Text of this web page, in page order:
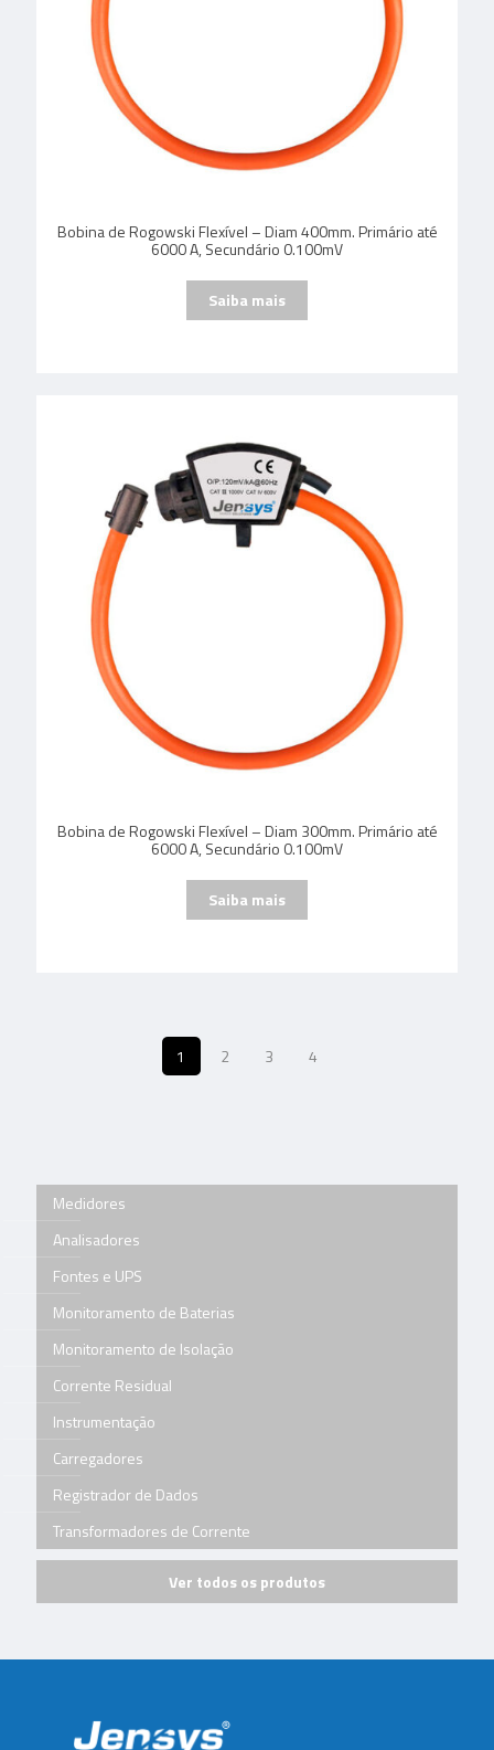
Bobina de Rogowski Flexível – Diam 400mm. Primário até
6000 A, Secundário 0.100mV
Bobina de Rogowski Flexível – Diam 300mm. Primário até
6000 A, Secundário 0.100mV
1 2 3 4
Medidores
Analisadores
Fontes e UPS
Monitoramento de Baterias
Monitoramento de Isolação
Corrente Residual
Instrumentação
Carregadores
Registrador de Dados
Transformadores de Corrente
Ver todos os produtos